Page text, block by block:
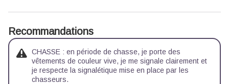
Recommandations
CHASSE : en période de chasse, je porte des
vêtements de couleur vive, je me signale clairement et
je respecte la signalétique mise en place par les
chasseurs.